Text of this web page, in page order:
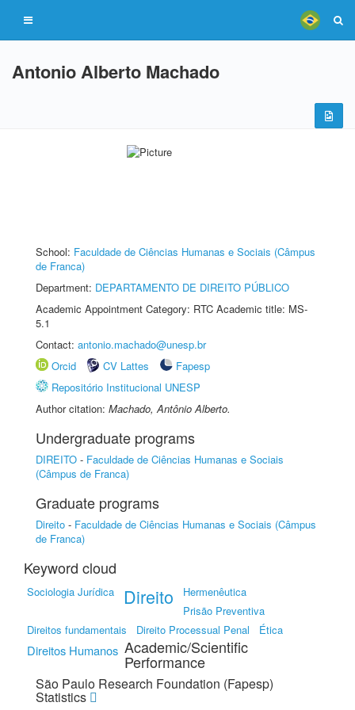
Antonio Alberto Machado
School: Faculdade de Ciências Humanas e Sociais (Câmpus
de Franca)
Department: DEPARTAMENTO DE DIREITO PÚBLICO
Academic Appointment Category: RTC Academic title: MS-
5.1
Contact: antonio.machado@unesp.br
Orcid
CV Lattes
Fapesp
Repositório Institucional UNESP
Author citation: Machado, Antônio Alberto.
Undergraduate programs
DIREITO - Faculdade de Ciências Humanas e Sociais
(Câmpus de Franca)
Graduate programs
Direito - Faculdade de Ciências Humanas e Sociais (Câmpus
de Franca)
Keyword cloud
Sociologia Jurídica Direito
Hermenêutica
Prisão Preventiva
Direitos fundamentais
Direito Processual Penal Ética
Direitos Humanos Academic/Scientific
Performance
São Paulo Research Foundation (Fapesp)
Statistics